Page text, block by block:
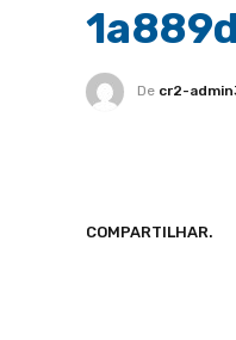
De cr2-
COMPARTILHAR.